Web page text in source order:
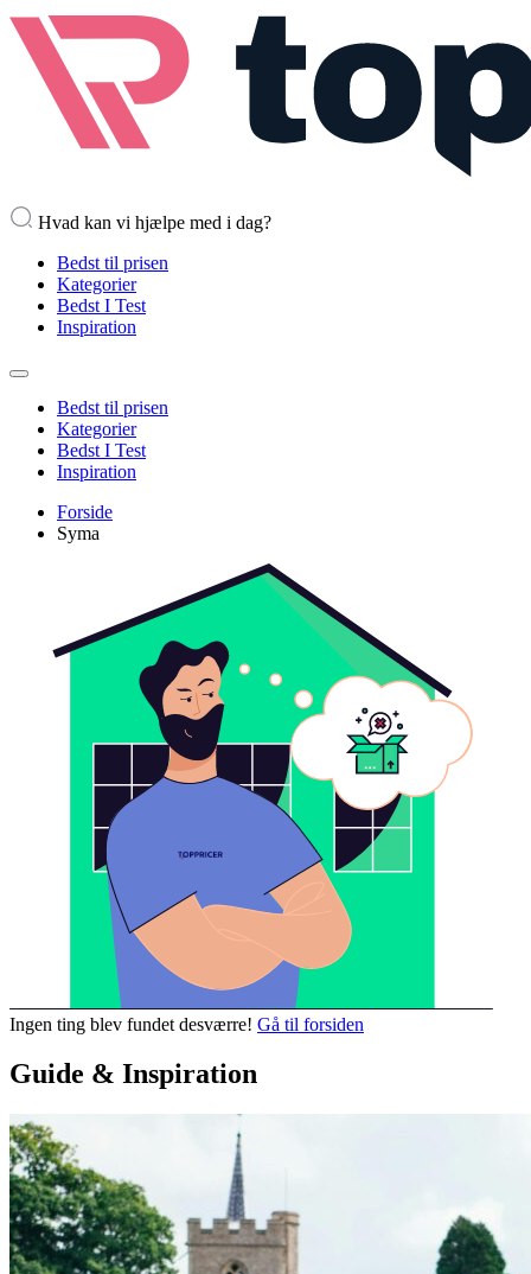
Hvad kan vi hjælpe med i dag?
Bedst til prisen
Kategorier
Bedst I Test
Inspiration
Bedst til prisen
Kategorier
Bedst I Test
Inspiration
Forside
Syma
Ingen ting blev fundet desværre! Gå til forsiden
Guide & Inspiration